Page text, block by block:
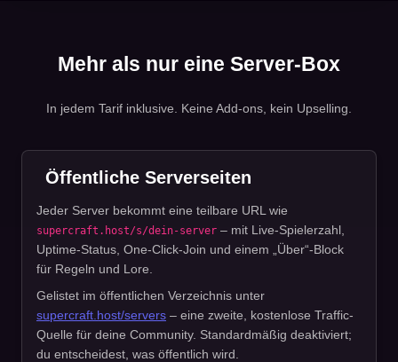
Mehr als nur eine Server-Box
In jedem Tarif inklusive. Keine Add-ons, kein Upselling.
Öffentliche Serverseiten
Jeder Server bekommt eine teilbare URL wie
supercraft.host/s/dein-server – mit Live-Spielerzahl,
Uptime-Status, One-Click-Join und einem „Über“-Block
für Regeln und Lore.
Gelistet im öffentlichen Verzeichnis unter
supercraft.host/servers – eine zweite, kostenlose Traffic-
Quelle für deine Community. Standardmäßig deaktiviert;
du entscheidest, was öffentlich wird.